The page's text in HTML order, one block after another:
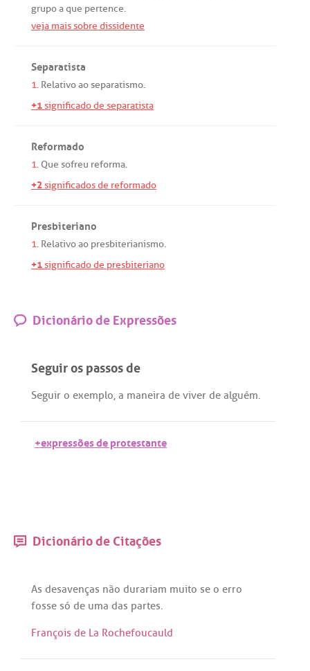
grupoaque pertence.
veja mais sobre dissidente
Separatista
1. Relativoaoseparatismo.
+1significado de separatista
Reformado
1. Que sofreu reforma.
+2significados de reformado
Presbiteriano
1. Relativoao presbiterianismo.
+1significado de presbiteriano
Dicionário de Expressões
Seguir os passos de
Seguir o exemplo, a maneira de viver de alguém.
+expressões de protestante
Dicionário de Citações
As desavenças não durariam muito se o erro
fosse só de uma das partes.
François de La Rochefoucauld